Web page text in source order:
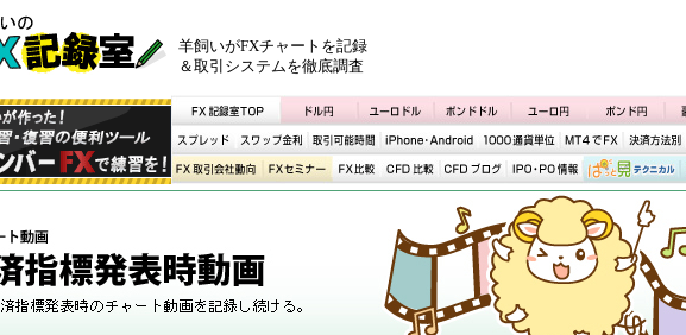
羊飼いがFXチャートを記録
＆取引システムを徹底調査